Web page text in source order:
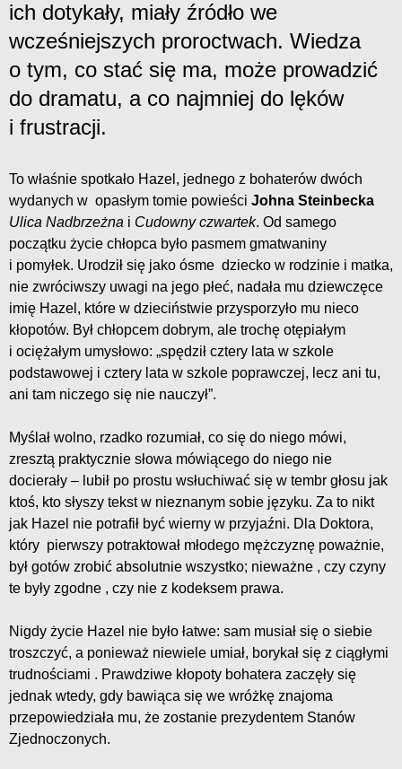
ich dotykały, miały źródło we
wcześniejszych proroctwach. Wiedza
o tym, co stać się ma, może prowadzić
do dramatu, a co najmniej do lęków
i frustracji.
To właśnie spotkało Hazel, jednego z bohaterów dwóch
wydanych w opasłym tomie powieści Johna Steinbecka
Ulica Nadbrzeżna i Cudowny czwartek. Od samego
początku życie chłopca było pasmem gmatwaniny
i pomyłek. Urodził się jako ósme dziecko w rodzinie i matka,
nie zwróciwszy uwagi na jego płeć, nadała mu dziewczęce
imię Hazel, które w dzieciństwie przysporzyło mu nieco
kłopotów. Był chłopcem dobrym, ale trochę otępiałym
i ociężałym umysłowo: „spędził cztery lata w szkole
podstawowej i cztery lata w szkole poprawczej, lecz ani tu,
ani tam niczego się nie nauczył”.
Myślał wolno, rzadko rozumiał, co się do niego mówi,
zresztą praktycznie słowa mówiącego do niego nie
docierały – lubił po prostu wsłuchiwać się w tembr głosu jak
ktoś, kto słyszy tekst w nieznanym sobie języku. Za to nikt
jak Hazel nie potrafił być wierny w przyjaźni. Dla Doktora,
który pierwszy potraktował młodego mężczyznę poważnie,
był gotów zrobić absolutnie wszystko; nieważne , czy czyny
te były zgodne , czy nie z kodeksem prawa.
Nigdy życie Hazel nie było łatwe: sam musiał się o siebie
troszczyć, a ponieważ niewiele umiał, borykał się z ciągłymi
trudnościami . Prawdziwe kłopoty bohatera zaczęły się
jednak wtedy, gdy bawiąca się we wróżkę znajoma
przepowiedziała mu, że zostanie prezydentem Stanów
Zjednoczonych.